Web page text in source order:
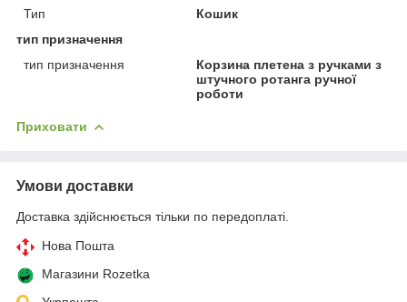
Тип
Кошик
тип призначення
тип призначення
Корзина плетена з ручками з
штучного ротанга ручної
роботи
Приховати
Умови доставки
Доставка здійснюється тільки по передоплаті.
Нова Пошта
Магазини Rozetka